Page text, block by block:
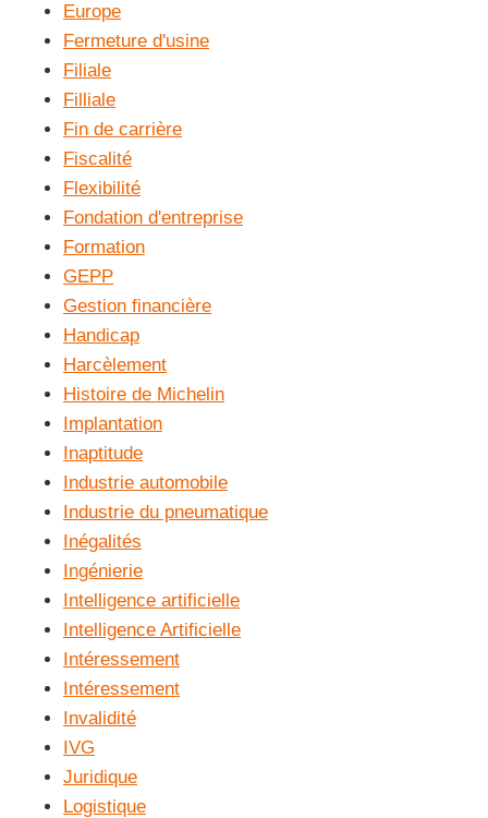
Europe
Fermeture d'usine
Filiale
Filliale
Fin de carrière
Fiscalité
Flexibilité
Fondation d'entreprise
Formation
GEPP
Gestion financière
Handicap
Harcèlement
Histoire de Michelin
Implantation
Inaptitude
Industrie automobile
Industrie du pneumatique
Inégalités
Ingénierie
Intelligence artificielle
Intelligence Artificielle
Intéressement
Intéressement
Invalidité
IVG
Juridique
Logistique